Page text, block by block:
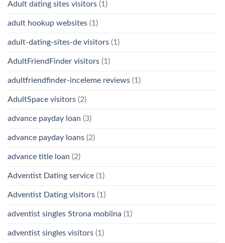
Adult dating sites visitors (1)
adult hookup websites (1)
adult-dating-sites-de visitors (1)
AdultFriendFinder visitors (1)
adultfriendfinder-inceleme reviews (1)
AdultSpace visitors (2)
advance payday loan (3)
advance payday loans (2)
advance title loan (2)
Adventist Dating service (1)
Adventist Dating visitors (1)
adventist singles Strona mobilna (1)
adventist singles visitors (1)